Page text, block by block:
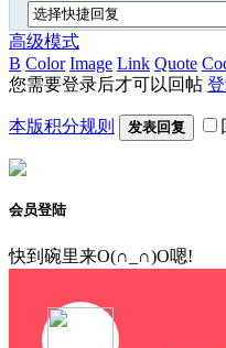
高级模式
B Color Image Link Quote
您需要登录后才可以回帖
本版积分规则 发表回复
会员登陆
快到碗里来O(∩_∩)O嗯!